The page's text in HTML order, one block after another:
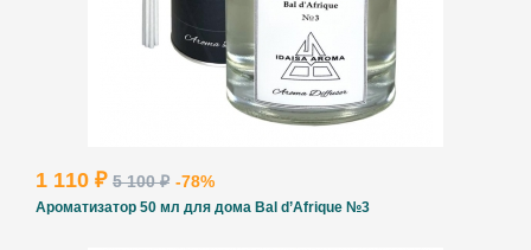
1 110 ₽ 5 100 ₽ -78%
Ароматизатор 50 мл для дома Bal d’Afrique №3